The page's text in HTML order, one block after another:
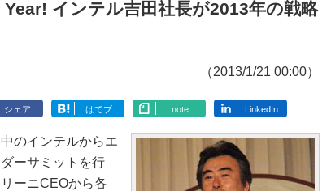
インテル吉田社長が2013年の戦略
（2013/1/21 00:00）
シェア はてブ note LinkedIn
のインテルからエ
ーサミットを行
ーニCEOから各